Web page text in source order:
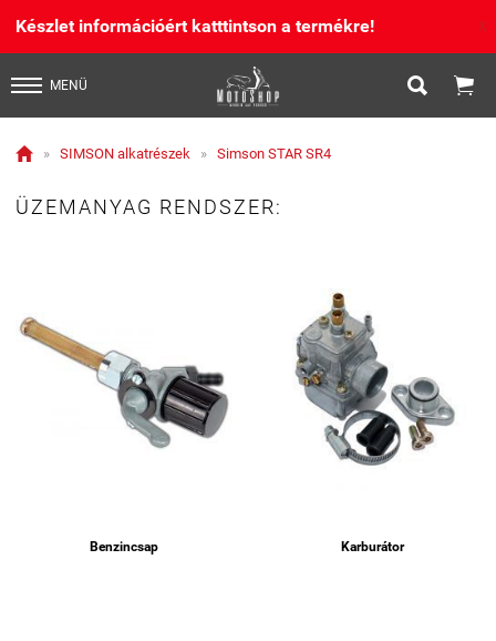
Készlet információért katttintson a termékre! X
MENÜ  
 » SIMSON alkatrészek » Simson STAR SR4
ÜZEMANYAG RENDSZER:
Benzincsap Karburátor